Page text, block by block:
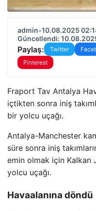
admin•10.08.2025
Güncellendi:
Paylaş: Twitter
Pinterest
Fraport Tav Antalya
içtikten sonra iniş
bir yolcu uçağı.
Antalya-Manchester
süre sonra iniş
emin olmak için Kalkan
yolcu uçağı.
Havaalanına döndü